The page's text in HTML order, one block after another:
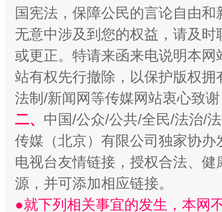
阿坝州三大球赛在茂县开幕 规模
国家大学科技园优化重塑工作
国宪法，保障公民的言论自由
无意中涉及到您的权益，请及
或更正。特请来函来电说明本
站有权先行撤除，以保护版权
法制/新闻网等传媒网站衷心致
二、 中国/公众/公共/全民/法治/
传媒（北京）有限公司独家协
电视台友情链接，授权合法、
源，并可添加相应链接。
●就下列相关事宜的发生，本网